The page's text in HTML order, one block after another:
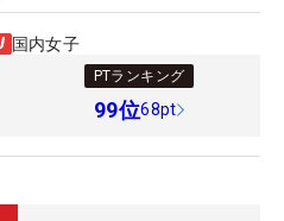
国内女子
PTランキング
99位68pt